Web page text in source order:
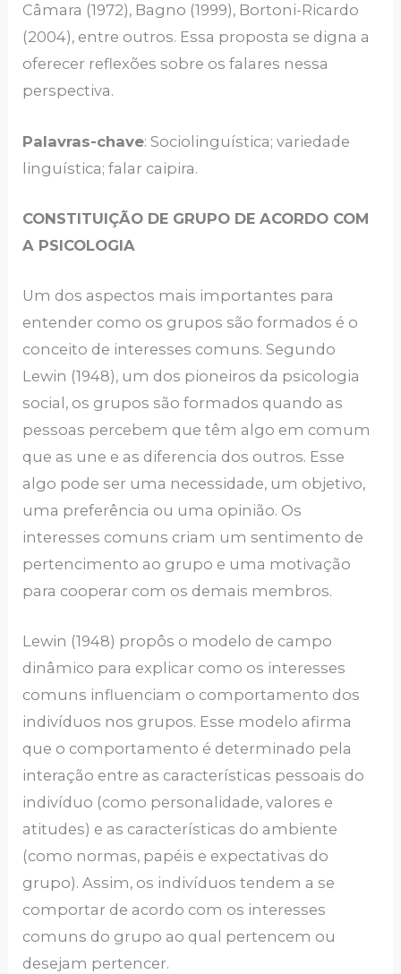
Câmara (1972), Bagno (1999), Bortoni-Ricardo
(2004), entre outros. Essa proposta se digna a
oferecer reflexões sobre os falares nessa
perspectiva.
Palavras-chave: Sociolinguística; variedade
linguística; falar caipira.
CONSTITUIÇÃO DE GRUPO DE ACORDO COM
A PSICOLOGIA
Um dos aspectos mais importantes para
entender como os grupos são formados é o
conceito de interesses comuns. Segundo
Lewin (1948), um dos pioneiros da psicologia
social, os grupos são formados quando as
pessoas percebem que têm algo em comum
que as une e as diferencia dos outros. Esse
algo pode ser uma necessidade, um objetivo,
uma preferência ou uma opinião. Os
interesses comuns criam um sentimento de
pertencimento ao grupo e uma motivação
para cooperar com os demais membros.
Lewin (1948) propôs o modelo de campo
dinâmico para explicar como os interesses
comuns influenciam o comportamento dos
indivíduos nos grupos. Esse modelo afirma
que o comportamento é determinado pela
interação entre as características pessoais do
indivíduo (como personalidade, valores e
atitudes) e as características do ambiente
(como normas, papéis e expectativas do
grupo). Assim, os indivíduos tendem a se
comportar de acordo com os interesses
comuns do grupo ao qual pertencem ou
desejam pertencer.